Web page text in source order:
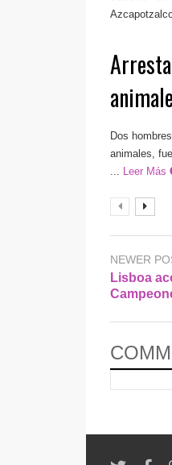
Dos
animales,
Leer Más
NEWER
Lisboa